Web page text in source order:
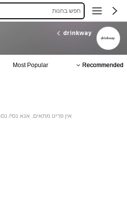
חפש בחנות
drinkway
Recommended
Most Popular
אין פריט מתאים. אנא נסי/